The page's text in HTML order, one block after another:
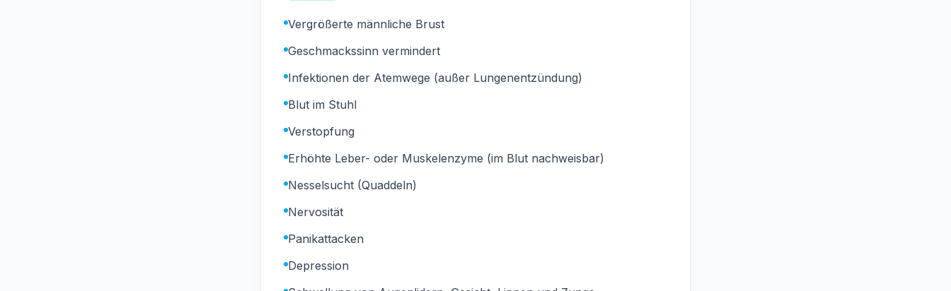
Vergrößerte männliche Brust
Geschmackssinn vermindert
Infektionen der Atemwege (außer Lungenentzündung)
Blut im Stuhl
Verstopfung
Erhöhte Leber- oder Muskelenzyme (im Blut nachweisbar)
Nesselsucht (Quaddeln)
Nervosität
Panikattacken
Depression